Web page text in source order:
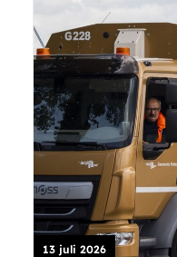
13 juli 2026